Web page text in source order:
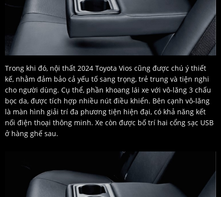
Trong khi đó, nội thất 2024 Toyota Vios cũng được chú ý thiết
kế, nhằm đảm bảo cả yếu tố sang trọng, trẻ trung và tiện nghi
cho người dùng. Cụ thể, phần khoang lái xe với vô-lăng 3 chấu
bọc da, được tích hợp nhiều nút điều khiển. Bên cạnh vô-lăng
là màn hình giải trí đa phương tiện hiện đại, có khả năng kết
nối điện thoại thông minh. Xe còn được bố trí hai cổng sạc USB
ở hàng ghế sau.